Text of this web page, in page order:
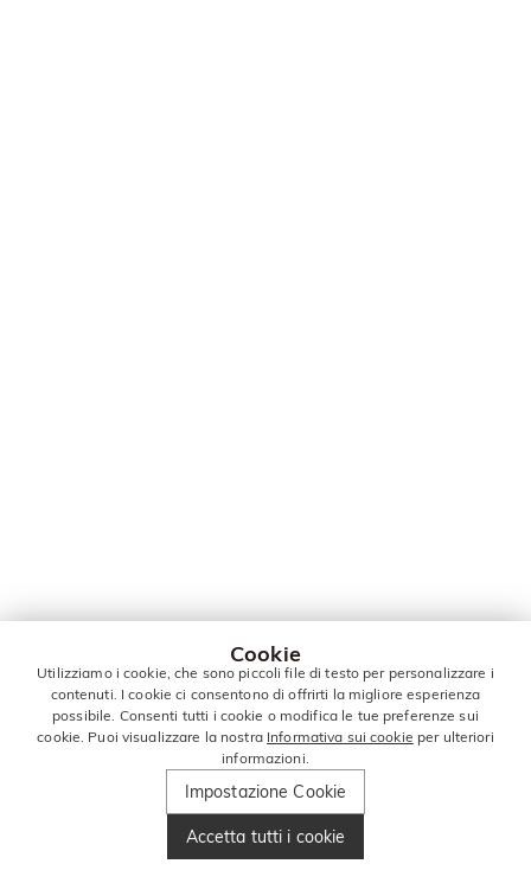
Cookie
Utilizziamo i cookie, che sono piccoli file di testo per personalizzare i
contenuti. I cookie ci consentono di offrirti la migliore esperienza
possibile. Consenti tutti i cookie o modifica le tue preferenze sui
cookie. Puoi visualizzare la nostra Informativa sui cookie per ulteriori
informazioni.
Impostazione Cookie
Accetta tutti i cookie